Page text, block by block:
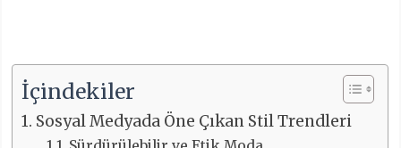
İçindekiler
Sosyal Medyada Öne Çıkan Stil Trendleri